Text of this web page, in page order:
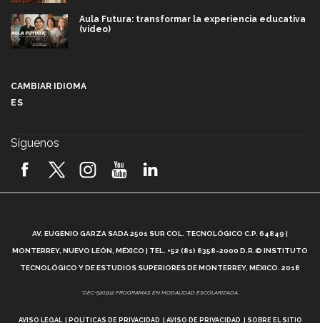
Aula Futura: transformar la experiencia educativa
(video)
2026! (video)
¿Cómo es el Modelo Educativo Tec? (video)
Vida Tec: Feminismo e Inteligencia Artificial, Paola
CAMBIAR IDIOMA
ES
Síguenos
AV. EUGENIO GARZA SADA 2501 SUR COL. TECNOLÓGICO C.P. 64849 |
MONTERREY, NUEVO LEÓN, MÉXICO | TEL. +52 (81) 8358-2000 D.R.© INSTITUTO
TECNOLÓGICO Y DE ESTUDIOS SUPERIORES DE MONTERREY, MÉXICO. 2018
*DEC-520912 PROGRAMAS EN MODALIDAD ESCOLARIZADA.
AVISO LEGAL POLÍTICAS DE PRIVACIDAD AVISO DE PRIVACIDAD SOBRE EL SITIO